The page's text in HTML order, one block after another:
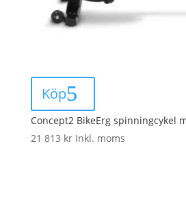
Köp
Concept2 BikeErg spinningcykel
21 813 kr Inkl. moms